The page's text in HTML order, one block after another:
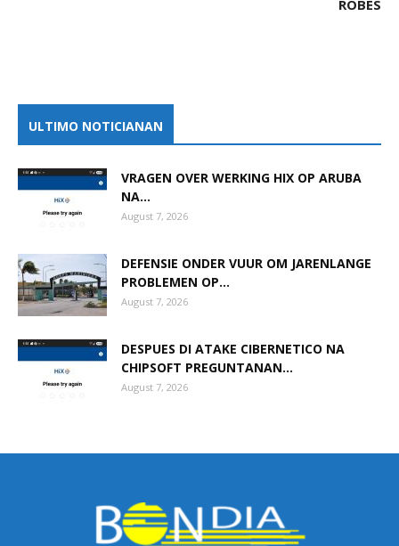
ROBES
ULTIMO NOTICIANAN
VRAGEN OVER WERKING HIX OP ARUBA
NA...
August 7, 2026
DEFENSIE ONDER VUUR OM JARENLANGE
PROBLEMEN OP...
August 7, 2026
DESPUES DI ATAKE CIBERNETICO NA
CHIPSOFT PREGUNTANAN...
August 7, 2026